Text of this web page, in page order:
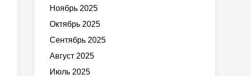
Ноябрь 2025
Октябрь 2025
Сентябрь 2025
Август 2025
Июль 2025